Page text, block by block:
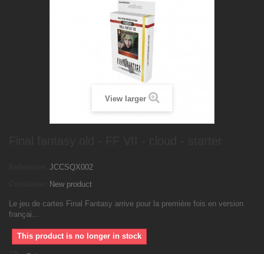
View larger
JCCSQX002
New product
Le jeu de cartes Final Fantasy arrive pour la première fois en version
françai...
This product is no longer in stock